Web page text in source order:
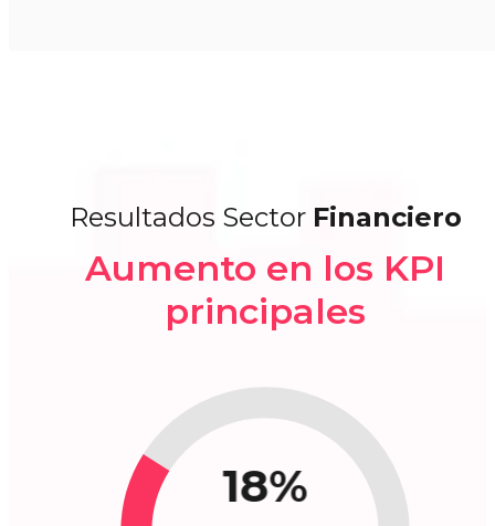
Resultados Sector Financiero
Aumento en los KPI
principales
18%